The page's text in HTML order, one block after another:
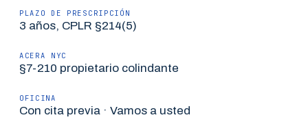
PLAZO DE PRESCRIPCIÓN
3 años, CPLR §214(5)
ACERA NYC
§7-210 propietario colindante
OFICINA
Con cita previa · Vamos a usted